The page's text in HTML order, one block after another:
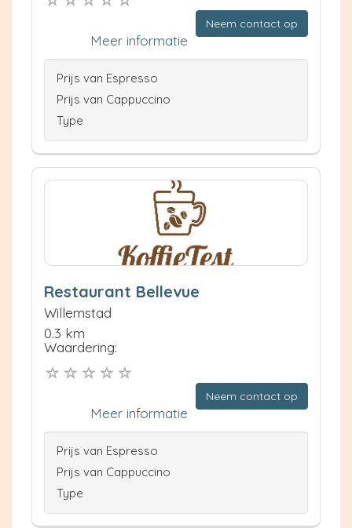
Neem contact op
Meer informatie
Prijs van Espresso
Prijs van Cappuccino
Type
Restaurant Bellevue
Willemstad
0.3 km
Waardering:
Neem contact op
Meer informatie
Prijs van Espresso
Prijs van Cappuccino
Type